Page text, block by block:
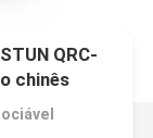
QRC-
chinês